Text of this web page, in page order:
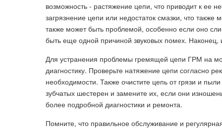
возможность - растяжение цепи, что приводит к ее
загрязнение цепи или недостаток смазки, что
также может быть проблемой, особенно если оно
быть еще одной причиной звуковых помех.
Для устранения проблемы гремящей цепи ГРМ на
диагностику. Проверьте натяжение цепи согласно
необходимости. Также очистите цепь от грязи и
зубчатых шестерен и замените их, если они
более подробной диагностики и ремонта.
Помните, что правильное обслуживание и